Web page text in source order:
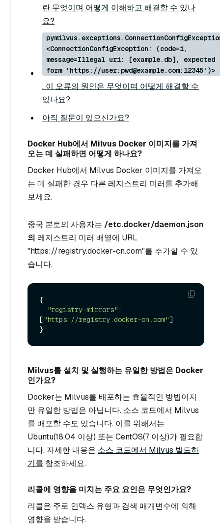
란 무엇이며 어떻게 이해하고 해결할 수 있나
요?
<ConnectionConfigException: (code=1,
message=Illegal uri: [example.db], expected
form 'https://user:pwd@example.com:12345')>
. 이 오류의 원인은 무엇이며 어떻게 해결할 수
있나요?
아직 질문이 있으신가요?
Docker Hub에서 Milvus Docker 이미지를 가져
오는 데 실패하면 어떻게 하나요?
Docker Hub에서 Milvus Docker 이미지를 가져오
는 데 실패한 경우 다른 레지스트리 미러를 추가해
보세요.
중국 본토의 사용자는 /etc.docker/daemon.json
의 레지스트리 미러 배열에 URL
"https://registry.docker-cn.com"를 추가할 수 있
습니다.
{
"registry-mirrors" :
["https://registry.docker-cn.com"]
Milvus를 설치 및 실행하는 유일한 방법은 Docker
인가요?
Docker는 Milvus를 배포하는 효율적인 방법이지
만 유일한 방법은 아닙니다. 소스 코드에서 Milvus
를 배포할 수도 있습니다. 이를 위해서는
Ubuntu(18.04 이상) 또는 CentOS(7 이상)가 필요합
니다. 자세한 내용은 소스 코드에서 Milvus 빌드하
기를 참조하세요.
리콜에 영향을 미치는 주요 요인은 무엇인가요?
리콜은 주로 인덱스 유형과 검색 매개변수에 의해
영향을 받습니다.